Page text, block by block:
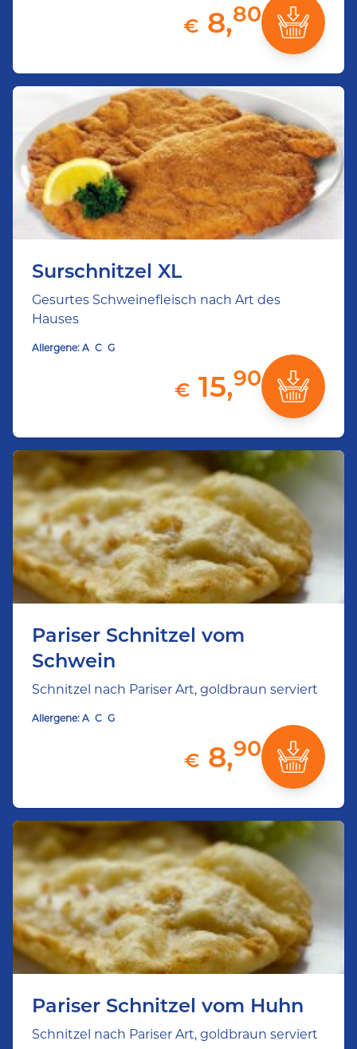
€ 8,80
Surschnitzel XL
Gesurtes Schweinefleisch nach Art des
Hauses
Allergene: A C G
€ 15,90
Pariser Schnitzel vom
Schwein
Schnitzel nach Pariser Art, goldbraun serviert
Allergene: A C G
€ 8,90
Pariser Schnitzel vom Huhn
Schnitzel nach Pariser Art, goldbraun serviert